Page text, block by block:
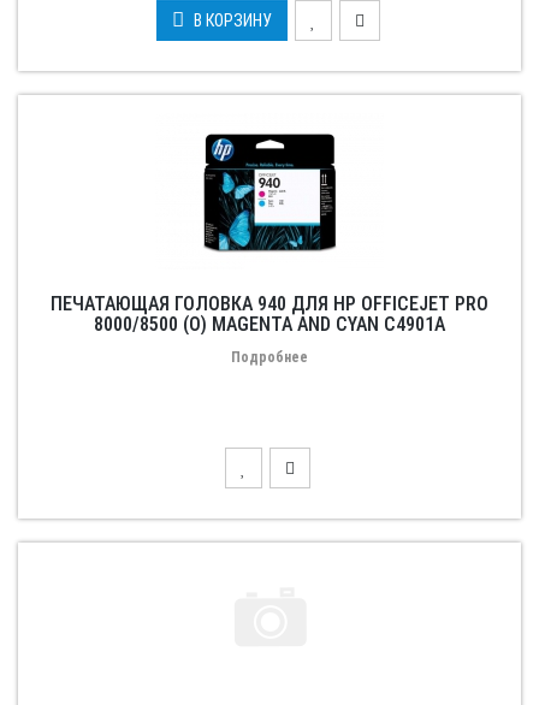
В КОРЗИНУ
ПЕЧАТАЮЩАЯ ГОЛОВКА 940 ДЛЯ HP OFFICEJET PRO
8000/8500 (О) MAGENTA AND CYAN C4901A
Подробнее